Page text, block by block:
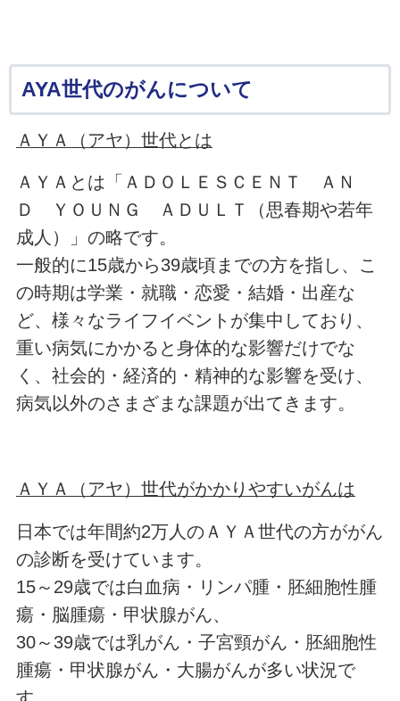
AYA世代のがんについて
ＡＹＡ（アヤ）世代とは
ＡＹＡとは「ＡＤＯＬＥＳＣＥＮＴ ＡＮ
Ｄ ＹＯＵＮＧ ＡＤＵＬＴ（思春期や若年
成人）」の略です。
一般的に15歳から39歳頃までの方を指し、こ
の時期は学業・就職・恋愛・結婚・出産な
ど、様々なライフイベントが集中しており、
重い病気にかかると身体的な影響だけでな
く、社会的・経済的・精神的な影響を受け、
病気以外のさまざまな課題が出てきます。
ＡＹＡ（アヤ）世代がかかりやすいがんは
日本では年間約2万人のＡＹＡ世代の方ががん
の診断を受けています。
15～29歳では白血病・リンパ腫・胚細胞性腫
瘍・脳腫瘍・甲状腺がん、
30～39歳では乳がん・子宮頸がん・胚細胞性
腫瘍・甲状腺がん・大腸がんが多い状況で